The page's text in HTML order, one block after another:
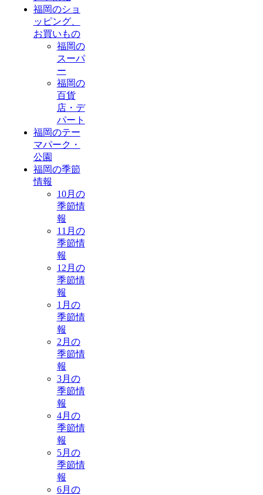
福岡のショ
ッピング、
お買いもの
福岡の
スーパ
ー
福岡の
百貨
店・デ
パート
福岡のテー
マパーク・
公園
福岡の季節
情報
10月の
季節情
報
11月の
季節情
報
12月の
季節情
報
1月の
季節情
報
2月の
季節情
報
3月の
季節情
報
4月の
季節情
報
5月の
季節情
報
6月の